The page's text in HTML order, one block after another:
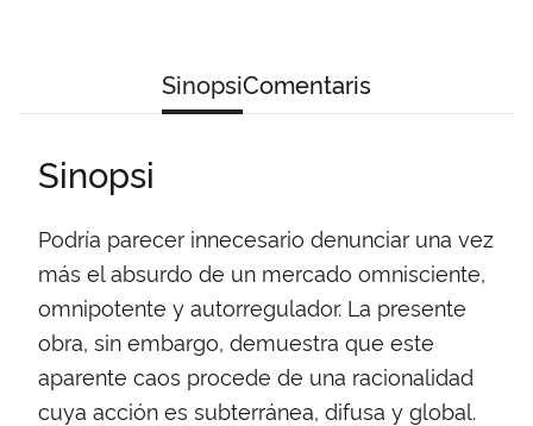
SinopsiComentaris
Sinopsi
Podría parecer innecesario denunciar una vez
más el absurdo de un mercado omnisciente,
omnipotente y autorregulador. La presente
obra, sin embargo, demuestra que este
aparente caos procede de una racionalidad
cuya acción es subterránea, difusa y global.